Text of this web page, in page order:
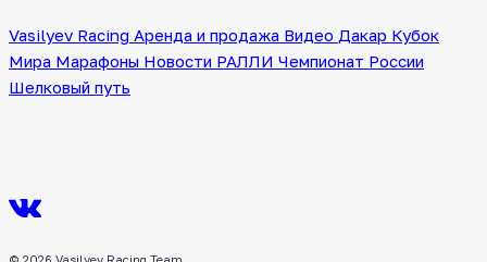
Vasilyev Racing Аренда и продажа Видео Дакар Кубок
Мира Марафоны Новости РАЛЛИ Чемпионат России
Шелковый путь